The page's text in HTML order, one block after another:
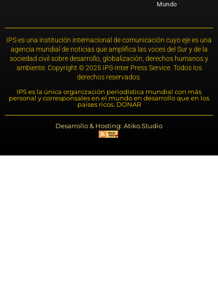
Mundo
IPS es una institución internacional de comunicación cuyo eje es una
agencia mundial de noticias que amplifica las voces del Sur y de la
sociedad civil sobre desarrollo, globalización, derechos humanos y
ambiente. Copyright © 2025 IPS-Inter Press Service. Todos los
derechos reservados.
IPS es la única organización periodística mundial con más
personal y corresponsales en el mundo en desarrollo que en los
países ricos. DONAR
Desarrollo & Hosting: Atiko.Studio